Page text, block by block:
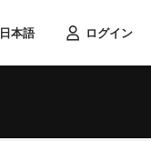
日本語 ログイン